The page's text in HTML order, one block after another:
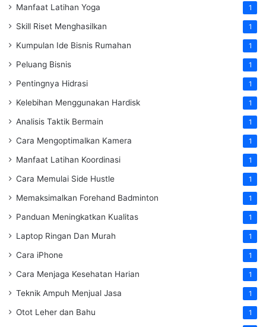
Manfaat Latihan Yoga 1
Skill Riset Menghasilkan 1
Kumpulan Ide Bisnis Rumahan 1
Peluang Bisnis 1
Pentingnya Hidrasi 1
Kelebihan Menggunakan Hardisk 1
Analisis Taktik Bermain 1
Cara Mengoptimalkan Kamera 1
Manfaat Latihan Koordinasi 1
Cara Memulai Side Hustle 1
Memaksimalkan Forehand Badminton 1
Panduan Meningkatkan Kualitas 1
Laptop Ringan Dan Murah 1
Cara iPhone 1
Cara Menjaga Kesehatan Harian 1
Teknik Ampuh Menjual Jasa 1
Otot Leher dan Bahu 1